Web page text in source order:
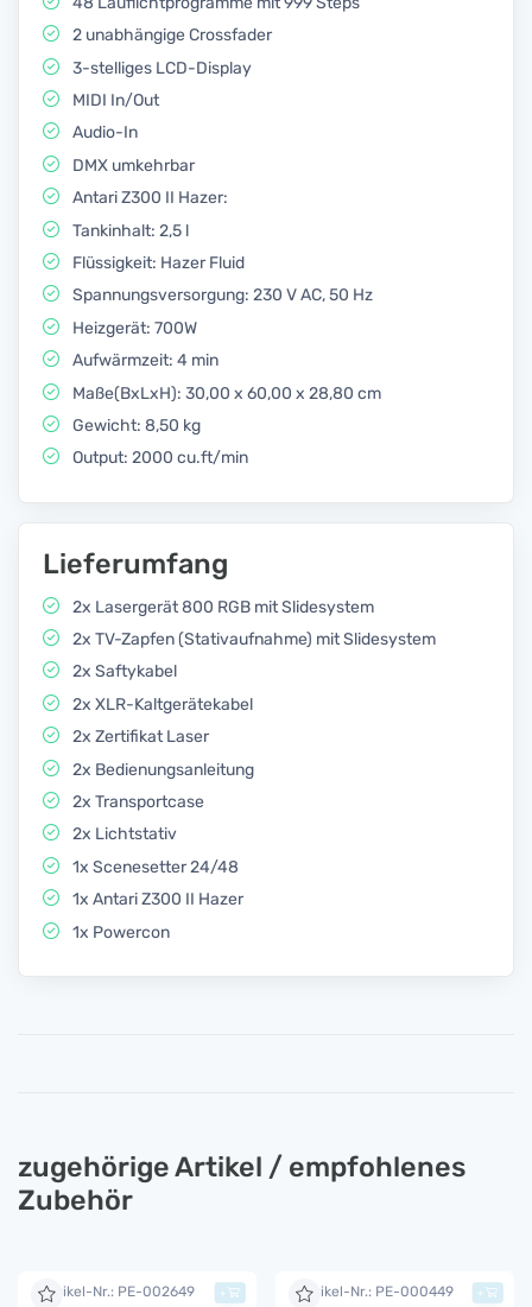
2 unabhängige Crossfader
3-stelliges LCD-Display
MIDI In/Out
Audio-In
DMX umkehrbar
Antari Z300 II Hazer:
Tankinhalt: 2,5 l
Flüssigkeit: Hazer Fluid
Spannungsversorgung: 230 V AC, 50 Hz
Heizgerät: 700W
Aufwärmzeit: 4 min
Maße(BxLxH): 30,00 x 60,00 x 28,80 cm
Gewicht: 8,50 kg
Output: 2000 cu.ft/min
Lieferumfang
2x Lasergerät 800 RGB mit Slidesystem
2x TV-Zapfen (Stativaufnahme) mit Slidesystem
2x Saftykabel
2x XLR-Kaltgerätekabel
2x Zertifikat Laser
2x Bedienungsanleitung
2x Transportcase
2x Lichtstativ
1x Scenesetter 24/48
1x Antari Z300 II Hazer
1x Powercon
zugehörige Artikel / empfohlenes
Zubehör
Artikel-Nr.: PE-002649 + Artikel-Nr.: PE-000449 +